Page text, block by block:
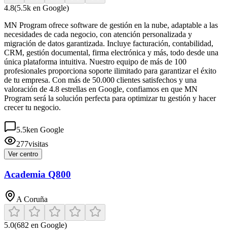
4.8(5.5k en Google)
MN Program ofrece software de gestión en la nube, adaptable a las
necesidades de cada negocio, con atención personalizada y
migración de datos garantizada. Incluye facturación, contabilidad,
CRM, gestión documental, firma electrónica y más, todo desde una
única plataforma intuitiva. Nuestro equipo de más de 100
profesionales proporciona soporte ilimitado para garantizar el éxito
de tu empresa. Con más de 50.000 clientes satisfechos y una
valoración de 4.8 estrellas en Google, confiamos en que MN
Program será la solución perfecta para optimizar tu gestión y hacer
crecer tu negocio.
5.5ken Google
277visitas
Ver centro
Academia Q800
A Coruña
5.0(682 en Google)